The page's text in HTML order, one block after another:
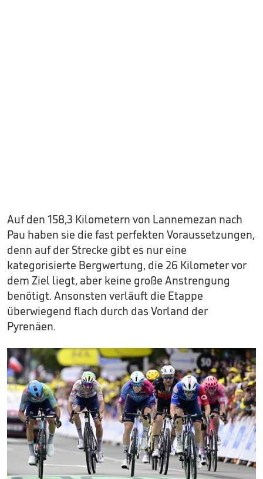
Auf den 158,3 Kilometern von Lannemezan nach
Pau haben sie die fast perfekten Voraussetzungen,
denn auf der Strecke gibt es nur eine
kategorisierte Bergwertung, die 26 Kilometer vor
dem Ziel liegt, aber keine große Anstrengung
benötigt. Ansonsten verläuft die Etappe
überwiegend flach durch das Vorland der
Pyrenäen.